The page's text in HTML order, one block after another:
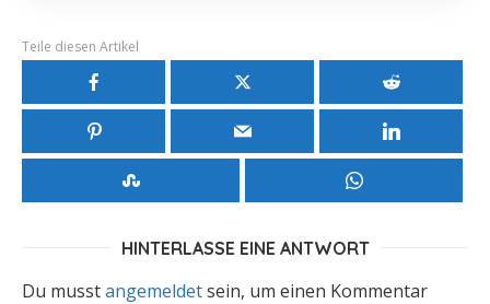
Teile diesen Artikel
HINTERLASSE EINE ANTWORT
Du musstangemeldetsein, um einen Kommentar